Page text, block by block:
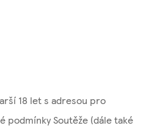
18 let s adresou pro
podmínky Soutěže (dále také